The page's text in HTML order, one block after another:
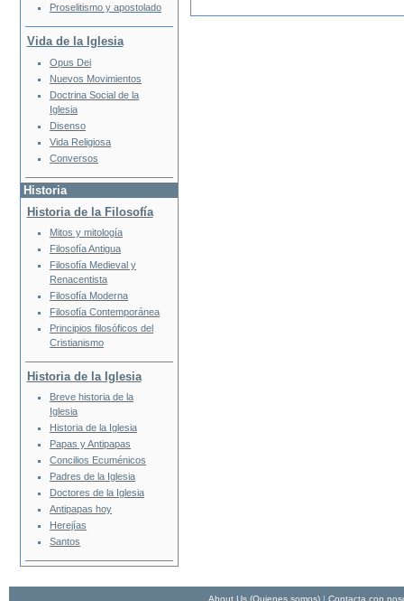
Proselitismo y apostolado
Vida de la Iglesia
Opus Dei
Nuevos Movimientos
Doctrina Social de la
Iglesia
Disenso
Vida Religiosa
Conversos
Historia
Historia de la Filosofía
Mitos y mitología
Filosofía Antigua
Filosofía Medieval y
Renacentista
Filosofía Moderna
Filosofía Contemporánea
Principios filosóficos del
Cristianismo
Historia de la Iglesia
Breve historia de la
Iglesia
Historia de la Iglesia
Papas y Antipapas
Concilios Ecuménicos
Padres de la Iglesia
Doctores de la Iglesia
Antipapas hoy
Herejías
Santos
About Us (Quienes somos) | Contacta con